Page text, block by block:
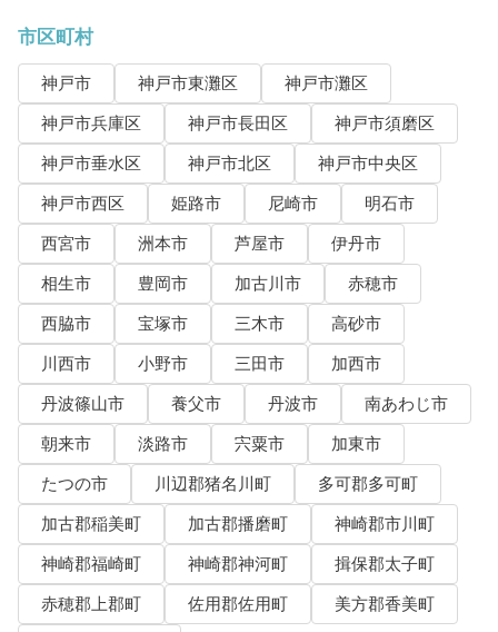
市区町村
神戸市 神戸市東灘区
神戸市灘区
神戸市兵庫区
神戸市長田区
神戸市須磨区
神戸市垂水区
神戸市北区
神戸市中央区
神戸市西区
姫路市 尼崎市
明石市
西宮市
洲本市 芦屋市
伊丹市
相生市
豊岡市 加古川市
赤穂市
西脇市
宝塚市 三木市
高砂市
川西市
小野市 三田市
加西市
丹波篠山市
養父市 丹波市
南あわじ市
朝来市
淡路市 宍粟市
加東市
たつの市
川辺郡猪名川町
多可郡多可町
加古郡稲美町
加古郡播磨町
神崎郡市川町
神崎郡福崎町
神崎郡神河町
揖保郡太子町
赤穂郡上郡町
佐用郡佐用町
美方郡香美町